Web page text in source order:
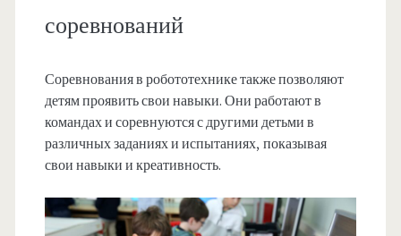
соревнований
Соревнования в робототехнике также позволяют
детям проявить свои навыки. Они работают в
командах и соревнуются с другими детьми в
различных заданиях и испытаниях, показывая
свои навыки и креативность.